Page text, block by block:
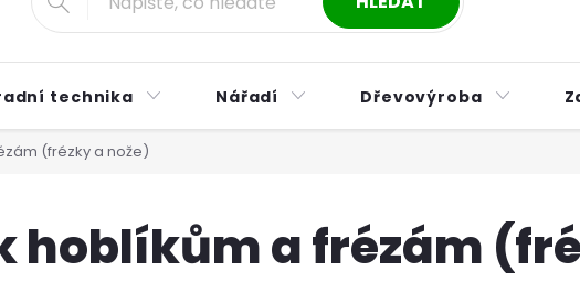
technika Nářadí Dřevovýroba
(frézky a nože)
hoblíkům a frézám